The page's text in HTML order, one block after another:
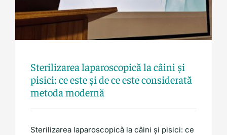
Sterilizarea laparoscopică la câini și
pisici: ce este și de ce este considerată
metoda modernă
Sterilizarea laparoscopică la câini și pisici: ce